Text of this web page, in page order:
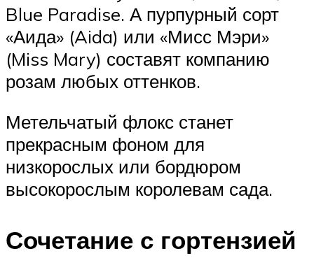
Blue Paradise. А пурпурный сорт
«Аида» (Aida) или «Мисс Мэри»
(Miss Mary) составят компанию
розам любых оттенков.
Метельчатый флокс станет
прекрасным фоном для
низкорослых или бордюром
высокорослым королевам сада.
Сочетание с гортензией